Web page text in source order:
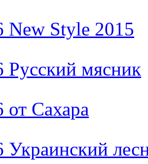
New Style 2015
Русский мясник
от Сахара
Украинский